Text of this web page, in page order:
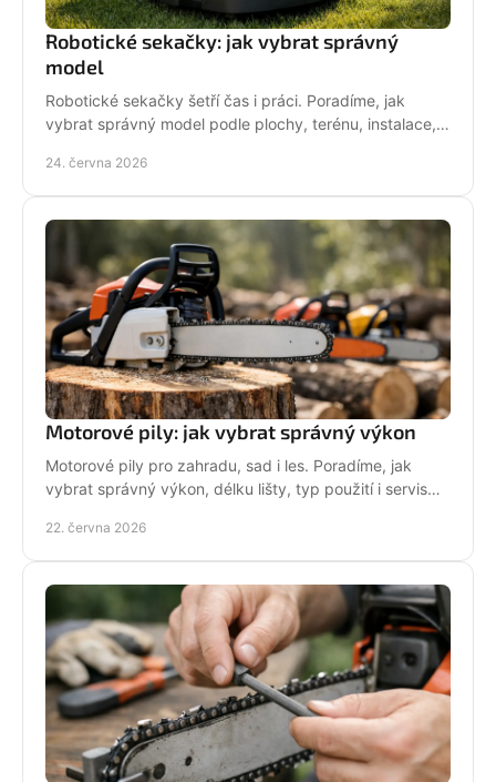
Robotické sekačky: jak vybrat správný
model
Robotické sekačky šetří čas i práci. Poradíme, jak
vybrat správný model podle plochy, terénu, instalace,
24. června 2026
Motorové pily: jak vybrat správný výkon
Motorové pily pro zahradu, sad i les. Poradíme, jak
vybrat správný výkon, délku lišty, typ použití i servis
22. června 2026